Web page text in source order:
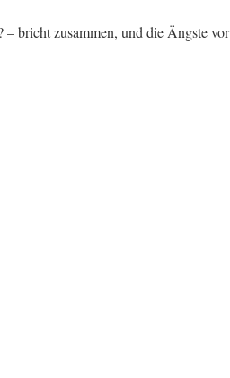
– bricht zusam­men, und die Ängs­te vor